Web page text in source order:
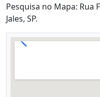
Pesquisa no Mapa: Rua
Jales, SP.